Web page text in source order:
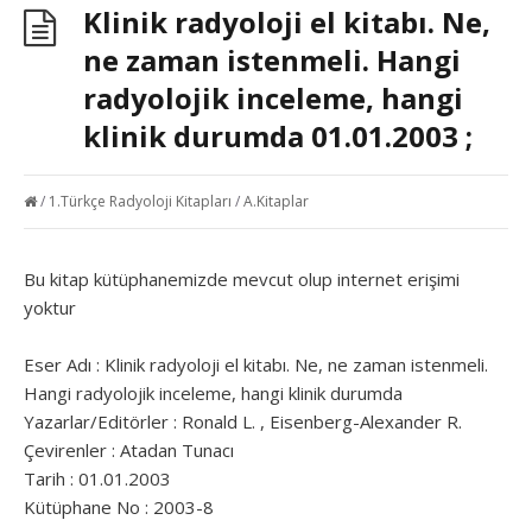
Klinik radyoloji el kitabı. Ne,
ne zaman istenmeli. Hangi
radyolojik inceleme, hangi
klinik durumda 01.01.2003 ;
/ 1.Türkçe Radyoloji Kitapları /A.Kitaplar
Bu kitap kütüphanemizde mevcut olup internet erişimi
yoktur
Eser Adı : Klinik radyoloji el kitabı. Ne, ne zaman istenmeli.
Hangi radyolojik inceleme, hangi klinik durumda
Yazarlar/Editörler : Ronald L. , Eisenberg-Alexander R.
Çevirenler : Atadan Tunacı
Tarih : 01.01.2003
Kütüphane No : 2003-8